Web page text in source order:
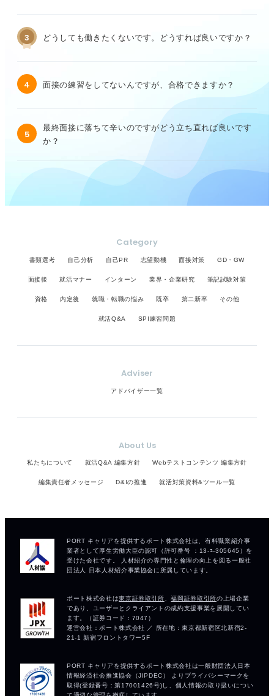
3 どうしても働きたくないです。どうすれば良いですか？
4 面接の練習をしてないんですが、合格できますか？
5
最終面接に落ちて辛いのですがどう立ち直れば良いです
か？
Category
書類選考 自己分析 自己PR 志望動機 面接対策 GD・GW
面接後 就活マナー インターン 業界・企業研究 筆記試験対策
資格 内定後 就職・転職の悩み 既卒 第二新卒 その他
就活Q&A SPI練習問題
Adviser
アドバイザー一覧
About Us
私たちについて 就活Q&A 編集方針 Webテストコンテンツ 編集方針
編集責任者メッセージ D&Iの推進 就活対策資料&ツール一覧